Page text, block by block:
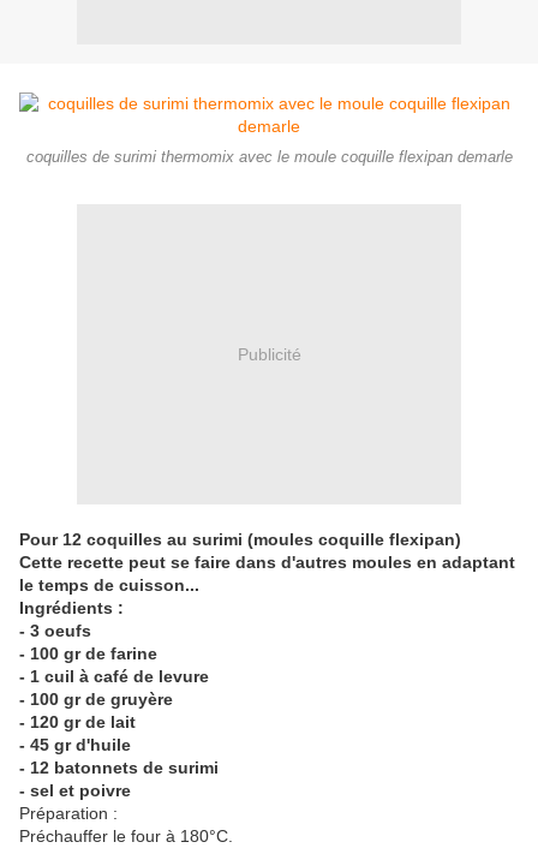
coquilles de surimi thermomix avec le moule coquille flexipan demarle
Publicité
Pour 12 coquilles au surimi (moules coquille flexipan)
Cette recette peut se faire dans d'autres moules en adaptant
le temps de cuisson...
Ingrédients :
- 3 oeufs
- 100 gr de farine
- 1 cuil à café de levure
- 100 gr de gruyère
- 120 gr de lait
- 45 gr d'huile
- 12 batonnets de surimi
- sel et poivre
Préparation :
Préchauffer le four à 180°C.